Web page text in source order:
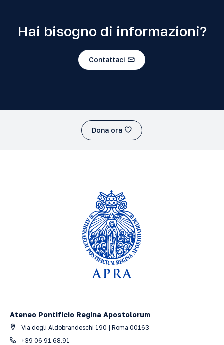
Hai bisogno di informazioni?
Contattaci
Dona ora
Ateneo Pontificio Regina Apostolorum
Via degli Aldobrandeschi 190 | Roma 00163
+39 06 91.68.91